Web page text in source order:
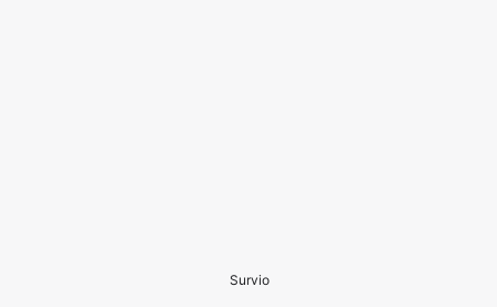
Survio